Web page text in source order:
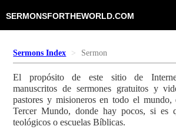
SERMONSFORTHEWORLD.COM
Sermons Index Sermon
El propósito de este sitio de
manuscritos de sermones gratuitos y
pastores y misioneros en todo el mundo,
Tercer Mundo, donde hay pocos, si es
teológicos o escuelas Bíblicas.